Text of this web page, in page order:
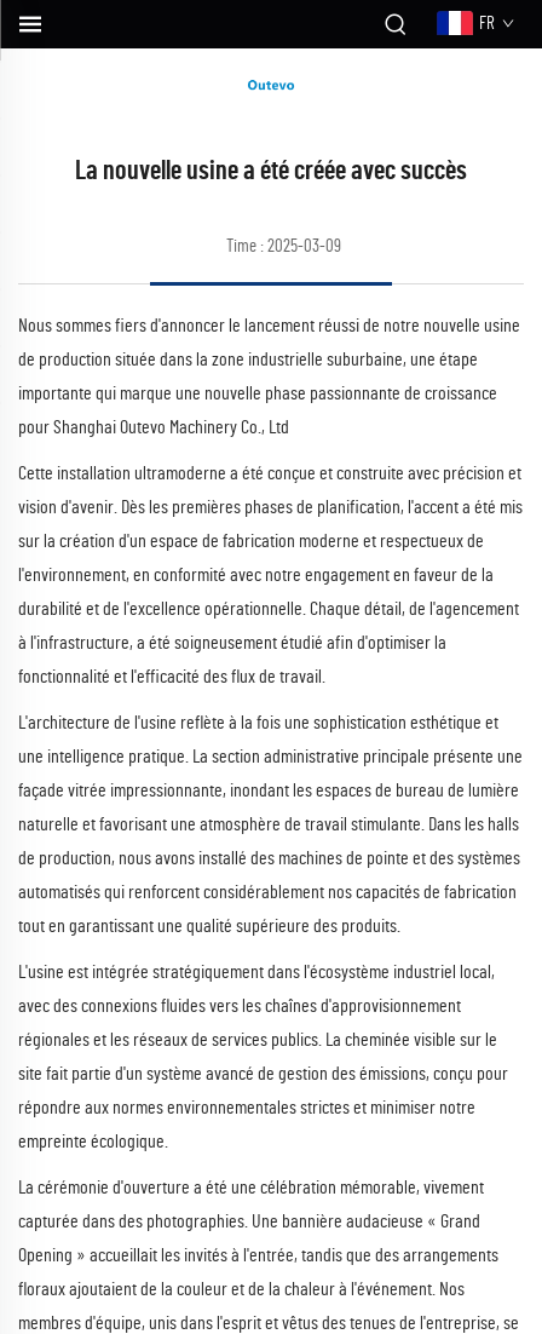
FR
La nouvelle usine a été créée avec succès
Time : 2025-03-09
Nous sommes fiers d'annoncer le lancement réussi de notre nouvelle usine
de production située dans la zone industrielle suburbaine, une étape
importante qui marque une nouvelle phase passionnante de croissance
pour Shanghai Outevo Machinery Co., Ltd
Cette installation ultramoderne a été conçue et construite avec précision et
vision d'avenir. Dès les premières phases de planification, l'accent a été mis
sur la création d'un espace de fabrication moderne et respectueux de
l'environnement, en conformité avec notre engagement en faveur de la
durabilité et de l'excellence opérationnelle. Chaque détail, de l'agencement
à l'infrastructure, a été soigneusement étudié afin d'optimiser la
fonctionnalité et l'efficacité des flux de travail.
L'architecture de l'usine reflète à la fois une sophistication esthétique et
une intelligence pratique. La section administrative principale présente une
façade vitrée impressionnante, inondant les espaces de bureau de lumière
naturelle et favorisant une atmosphère de travail stimulante. Dans les halls
de production, nous avons installé des machines de pointe et des systèmes
automatisés qui renforcent considérablement nos capacités de fabrication
tout en garantissant une qualité supérieure des produits.
L'usine est intégrée stratégiquement dans l'écosystème industriel local,
avec des connexions fluides vers les chaînes d'approvisionnement
régionales et les réseaux de services publics. La cheminée visible sur le
site fait partie d'un système avancé de gestion des émissions, conçu pour
répondre aux normes environnementales strictes et minimiser notre
empreinte écologique.
La cérémonie d'ouverture a été une célébration mémorable, vivement
capturée dans des photographies. Une bannière audacieuse « Grand
Opening » accueillait les invités à l'entrée, tandis que des arrangements
floraux ajoutaient de la couleur et de la chaleur à l'événement. Nos
membres d'équipe, unis dans l'esprit et vêtus des tenues de l'entreprise, se